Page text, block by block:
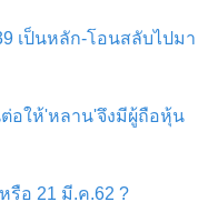
เป็นหลัก-โอนสลับไปมา
อให้'หลาน'จึงมีผู้ถือหุ้น
รือ 21 มี.ค.62 ?